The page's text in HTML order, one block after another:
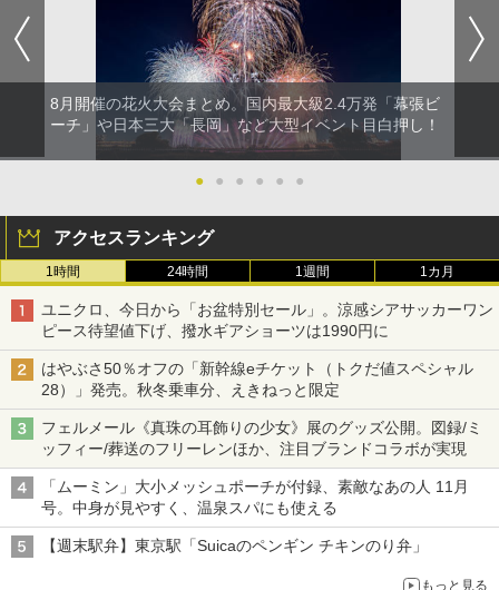
8月開催の花火大会まとめ。国内最大級2.4万発「幕張ビ
ーチ」や日本三大「長岡」など大型イベント目白押し！
● ● ● ● ● ●
アクセスランキング
1時間 24時間 1週間 1カ月
ユニクロ、今日から「お盆特別セール」。涼感シアサッカーワン
ピース待望値下げ、撥水ギアショーツは1990円に
はやぶさ50％オフの「新幹線eチケット（トクだ値スペシャル
28）」発売。秋冬乗車分、えきねっと限定
フェルメール《真珠の耳飾りの少女》展のグッズ公開。図録/ミ
ッフィー/葬送のフリーレンほか、注目ブランドコラボが実現
「ムーミン」大小メッシュポーチが付録、素敵なあの人 11月
号。中身が見やすく、温泉スパにも使える
【週末駅弁】東京駅「Suicaのペンギン チキンのり弁」
もっと見る